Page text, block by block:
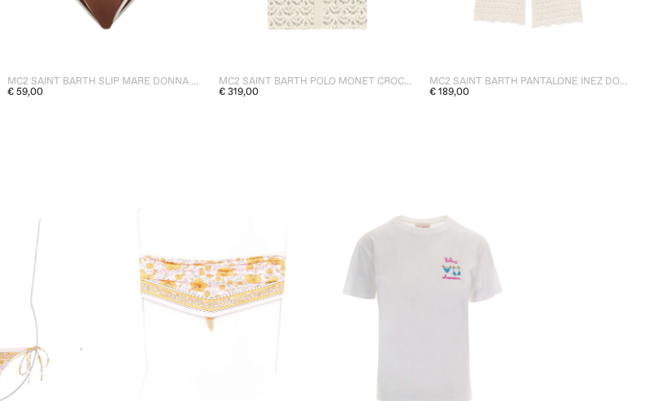
MC2 SAINT BARTH SLIP MARE DONNA MARRONE
€ 59,00
MC2 SAINT BARTH POLO MONET CROCHET DONNA BIANCO
€ 319,00
MC2 SAINT BARTH PANTALONE INEZ DONNA CREMA
€ 189,00